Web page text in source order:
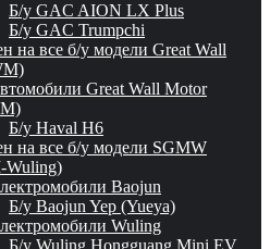
Б/у GAC AION LX Plus
Б/у GAC Trumpchi
на все б/у модели Great Wall
Great Wall Motor
Б/у Haval H6
на все б/у модели SGMW
Wuling)
Baojun
Б/у Baojun Yep (Yueya)
Wuling
Б/у Wuling Hongguang Mini EV